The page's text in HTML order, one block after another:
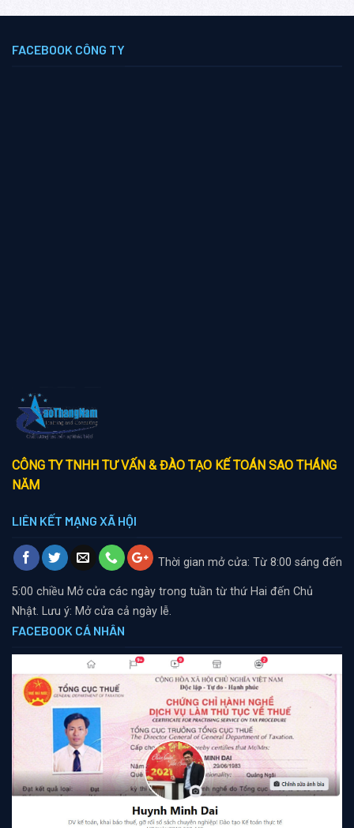
FACEBOOK CÔNG TY
CÔNG TY TNHH TƯ VẤN & ĐÀO TẠO KẾ TOÁN SAO THÁNG
NĂM
LIÊN KẾT MẠNG XÃ HỘI
Thời gian mở cửa: Từ 8:00 sáng đến
5:00 chiều Mở cửa các ngày trong tuần từ thứ Hai đến Chủ
Nhật. Lưu ý: Mở cửa cả ngày lễ.
FACEBOOK CÁ NHÂN